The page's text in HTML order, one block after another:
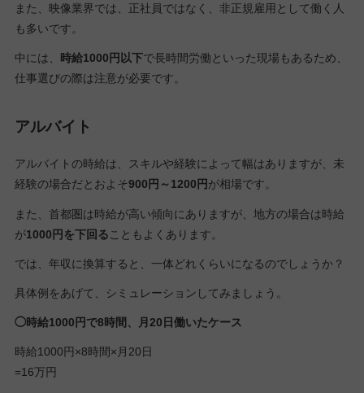
また、映像業界では、正社員ではなく、非正規雇用として働く人
も多いです。
中には、 時給1000円以下で長時間労働といった現場もあるため、
仕事選びの際は注意が必要です。
アルバイト
アルバイトの時給は、スキルや経験によって幅はありますが、未
経験の場合だとおよそ900円～1200円が相場です。
また、首都圏は時給が高い傾向にありますが、地方の場合は時給
が1000円を下回る こともよくあります。
では、年収に換算すると、一体どれくらいになるのでしょうか？
具体例をあげて、シミュレーションしてみましょう。
◯時給1000円で8時間、月20日働いたケース
時給1000円×8時間×月20日
=16万円